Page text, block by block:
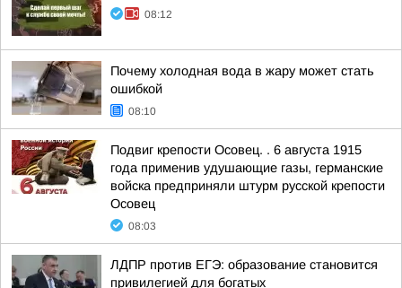
08:12
Почему холодная вода в жару может стать
ошибкой
08:10
Подвиг крепости Осовец. . 6 августа 1915
года применив удушающие газы, германские
войска предприняли штурм русской крепости
Осовец
08:03
ЛДПР против ЕГЭ: образование становится
привилегией для богатых